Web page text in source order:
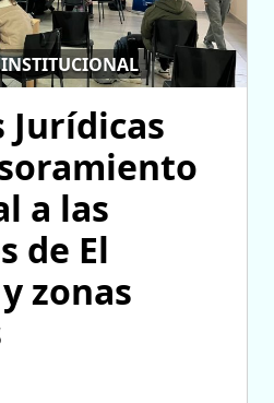
Jurídicas
a las
de El
zonas